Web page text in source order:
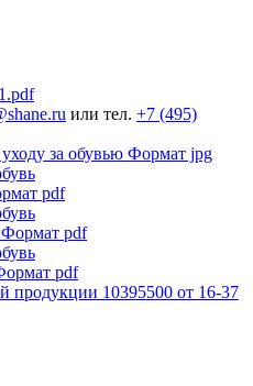
.pdf
или тел. +7 (495)
за обувью Формат jpg
pdf
Формат pdf
pdf
продукции 10395500 от 16-37